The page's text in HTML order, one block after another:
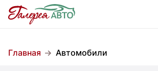
Главная Автомобили